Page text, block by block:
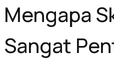
Mengapa
Sangat